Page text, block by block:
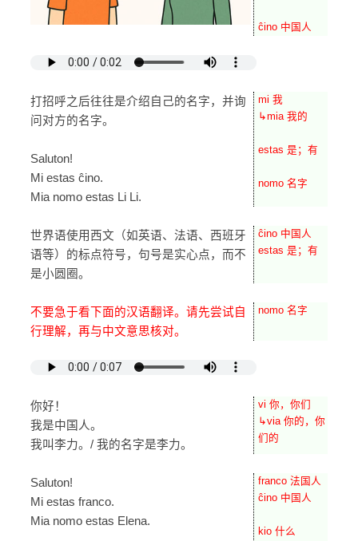
ĉino 中国人
打招呼之后往往是介绍自己的名字，并询
问对方的名字。
Saluton!
Mi estas ĉino.
Mia nomo estas Li Li.
mi 我
↳mia 我的
estas 是；有
nomo 名字
世界语使用西文（如英语、法语、西班牙
语等）的标点符号，句号是实心点，而不
是小圆圈。
ĉino 中国人
estas 是；有
不要急于看下面的汉语翻译。请先尝试自
行理解，再与中文意思核对。
nomo 名字
你好！
我是中国人。
我叫李力。/ 我的名字是李力。
vi 你，你们
↳via 你的，你
们的
Saluton!
Mi estas franco.
Mia nomo estas Elena.
franco 法国人
ĉino 中国人
kio 什么